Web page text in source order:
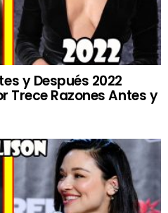
y Después 2022
Trece Razones Antes y